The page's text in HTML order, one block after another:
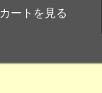
カートを見る